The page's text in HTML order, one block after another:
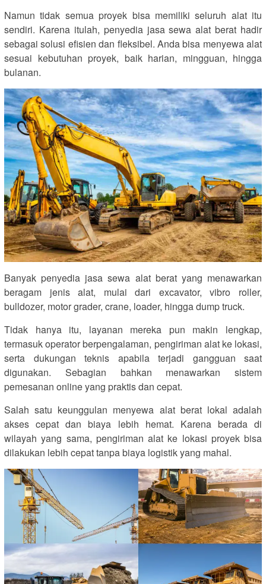
Namun tidak semua proyek bisa memiliki seluruh alat itu
sendiri. Karena itulah, penyedia jasa sewa alat berat hadir
sebagai solusi efisien dan fleksibel. Anda bisa menyewa alat
sesuai kebutuhan proyek, baik harian, mingguan, hingga
bulanan.
Banyak penyedia jasa sewa alat berat yang menawarkan
beragam jenis alat, mulai dari excavator, vibro roller,
bulldozer, motor grader, crane, loader, hingga dump truck.
Tidak hanya itu, layanan mereka pun makin lengkap,
termasuk operator berpengalaman, pengiriman alat ke lokasi,
serta dukungan teknis apabila terjadi gangguan saat
digunakan. Sebagian bahkan menawarkan sistem
pemesanan online yang praktis dan cepat.
Salah satu keunggulan menyewa alat berat lokal adalah
akses cepat dan biaya lebih hemat. Karena berada di
wilayah yang sama, pengiriman alat ke lokasi proyek bisa
dilakukan lebih cepat tanpa biaya logistik yang mahal.